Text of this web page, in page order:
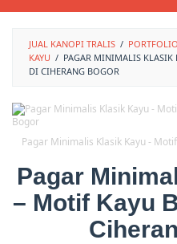
JUAL KANOPI TRALIS /
KAYU / PAGAR MINIMALIS KLASIK
DI CIHERANG BOGOR
Pagar Minimalis Klasik Kayu -
Pagar
– Motif Kayu